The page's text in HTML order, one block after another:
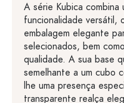
A série Kubica combina
funcionalidade versátil,
embalagem elegante
selecionados, bem
qualidade. A sua base
semelhante a um cubo
lhe uma presença
transparente realça